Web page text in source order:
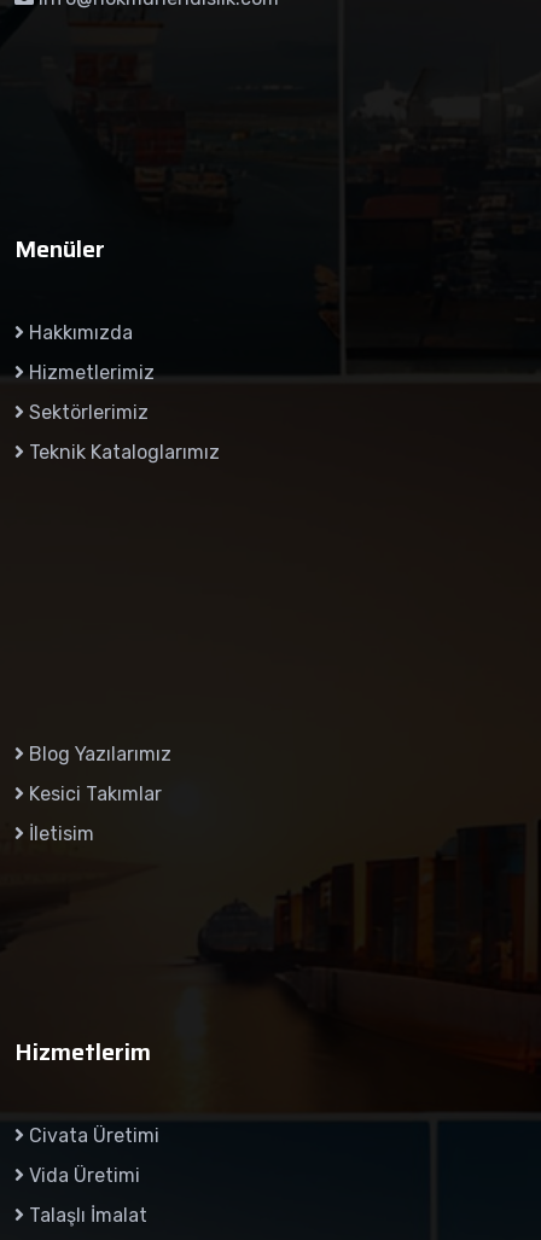
Menüler
Hakkımızda
Hizmetlerimiz
Sektörlerimiz
Teknik Kataloglarımız
Blog Yazılarımız
Kesici Takımlar
İletisim
Hizmetlerim
Civata Üretimi
Vida Üretimi
Talaşlı İmalat